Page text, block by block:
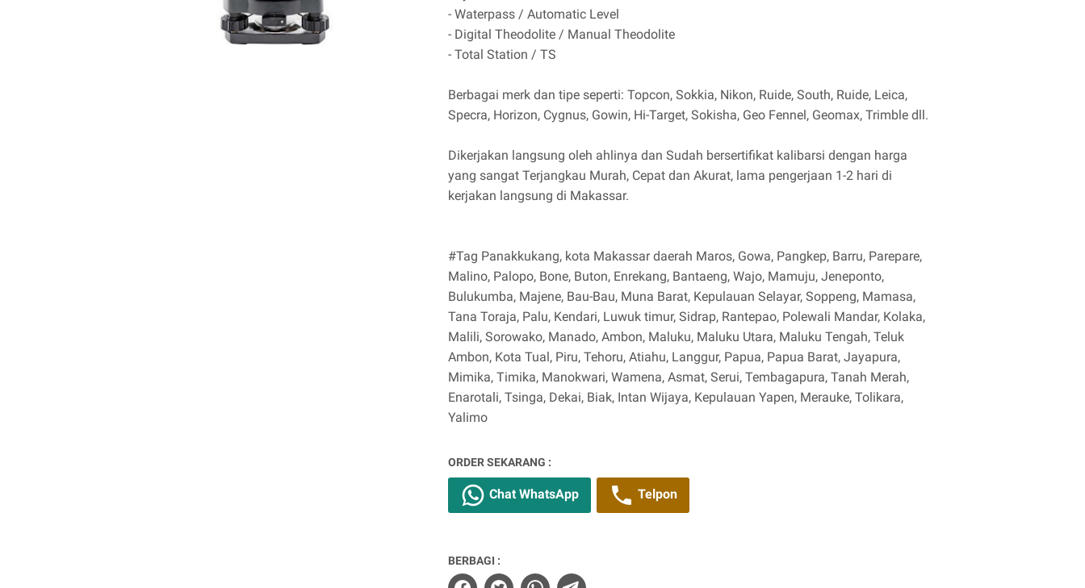
- Waterpass / Automatic Level
- Digital Theodolite / Manual Theodolite
- Total Station / TS
Berbagai merk dan tipe seperti: Topcon, Sokkia, Nikon, Ruide, South, Ruide, Leica,
Specra, Horizon, Cygnus, Gowin, Hi-Target, Sokisha, Geo Fennel, Geomax, Trimble dll.
Dikerjakan langsung oleh ahlinya dan Sudah bersertifikat kalibarsi dengan harga
yang sangat Terjangkau Murah, Cepat dan Akurat, lama pengerjaan 1-2 hari di
kerjakan langsung di Makassar.
#Tag Panakkukang, kota Makassar daerah Maros, Gowa, Pangkep, Barru, Parepare,
Malino, Palopo, Bone, Buton, Enrekang, Bantaeng, Wajo, Mamuju, Jeneponto,
Bulukumba, Majene, Bau-Bau, Muna Barat, Kepulauan Selayar, Soppeng, Mamasa,
Tana Toraja, Palu, Kendari, Luwuk timur, Sidrap, Rantepao, Polewali Mandar, Kolaka,
Malili, Sorowako, Manado, Ambon, Maluku, Maluku Utara, Maluku Tengah, Teluk
Ambon, Kota Tual, Piru, Tehoru, Atiahu, Langgur, Papua, Papua Barat, Jayapura,
Mimika, Timika, Manokwari, Wamena, Asmat, Serui, Tembagapura, Tanah Merah,
Enarotali, Tsinga, Dekai, Biak, Intan Wijaya, Kepulauan Yapen, Merauke, Tolikara,
Yalimo
ORDER SEKARANG :
Chat WhatsApp Telpon
BERBAGI :